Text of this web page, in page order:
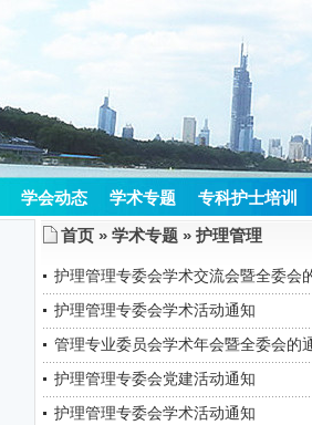
学会动态 学术专题 专科护士培训
首页 »学术专题 »护理管理
护理管理专委会学术交流会暨全委会
护理管理专委会学术活动通知
管理专业委员会学术年会暨全委会的
护理管理专委会党建活动通知
护理管理专委会学术活动通知